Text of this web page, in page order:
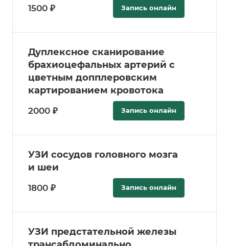
1500 ₽ Запись онлайн
Дуплексное сканирование
брахиоцефальных артерий с
цветным допплеровским
картированием кровотока
2000 ₽ Запись онлайн
УЗИ сосудов головного мозга
и шеи
1800 ₽ Запись онлайн
УЗИ предстательной железы